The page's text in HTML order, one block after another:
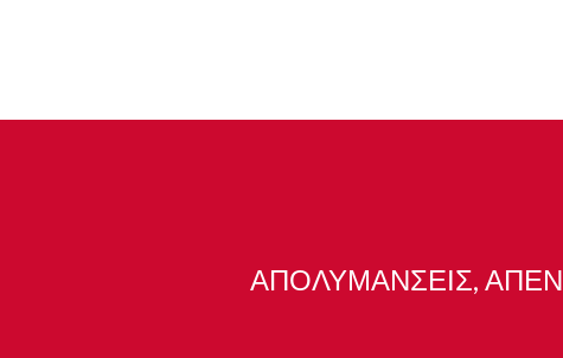
ΑΠΟΛΥΜΑΝΣΕΙΣ,